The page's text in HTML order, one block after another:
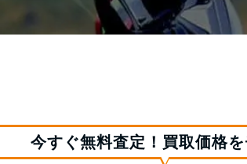
今すぐ無料査定！買取価格